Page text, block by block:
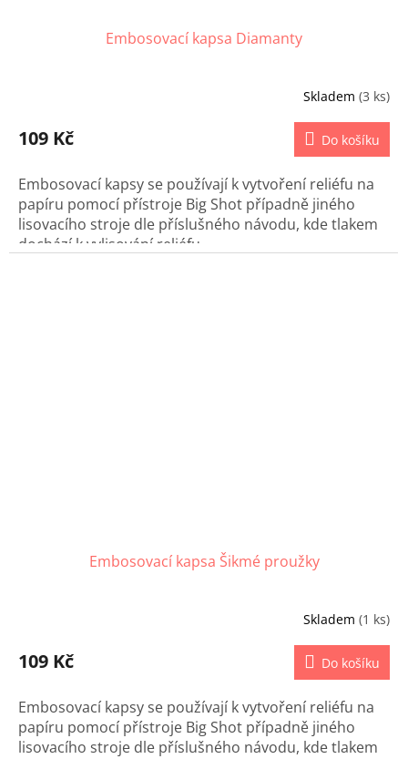
Embosovací kapsa Diamanty
Skladem (3 ks)
109 Kč Do košíku
Embosovací kapsy se používají k vytvoření reliéfu na
papíru pomocí přístroje Big Shot případně jiného
lisovacího stroje dle příslušného návodu, kde tlakem
dochází k vylisování reliéfu.
Embosovací kapsa Šikmé proužky
Skladem (1 ks)
109 Kč Do košíku
Embosovací kapsy se používají k vytvoření reliéfu na
papíru pomocí přístroje Big Shot případně jiného
lisovacího stroje dle příslušného návodu, kde tlakem